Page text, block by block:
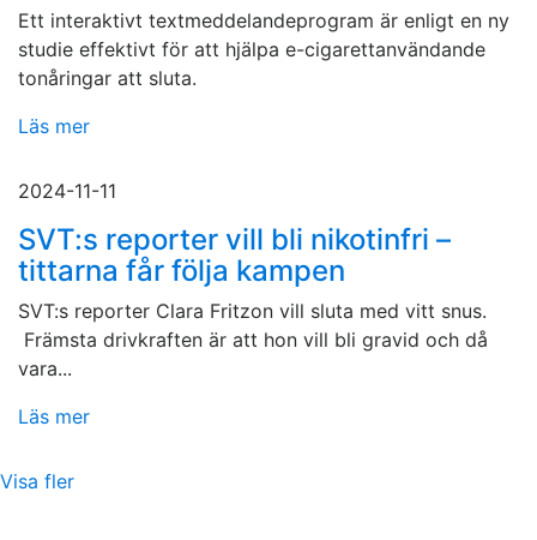
Ett interaktivt textmeddelandeprogram är enligt en ny
studie effektivt för att hjälpa e-cigarettanvändande
tonåringar att sluta.
Läs mer
2024-11-11
SVT:s reporter vill bli nikotinfri –
tittarna får följa kampen
SVT:s reporter Clara Fritzon vill sluta med vitt snus.
Främsta drivkraften är att hon vill bli gravid och då
vara...
Läs mer
Visa fler